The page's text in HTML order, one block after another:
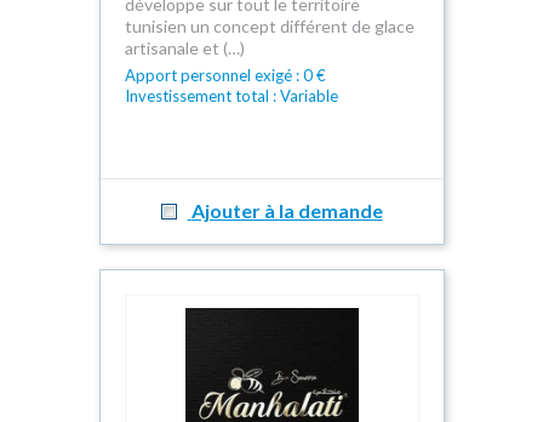
développe sur tout le territoire
tunisien un concept différent de glace
artisanale et (…)
Apport personnel exigé : 0 €
Investissement total : Variable
Ajouter à la demande